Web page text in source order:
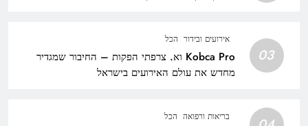
03
אירועים ובידור הכל
Kobca Pro וא. צרפתי הפקות – החיבור שמגדיר
מחדש את עולם האירועים בישראל
בריאות ורפואה הכל